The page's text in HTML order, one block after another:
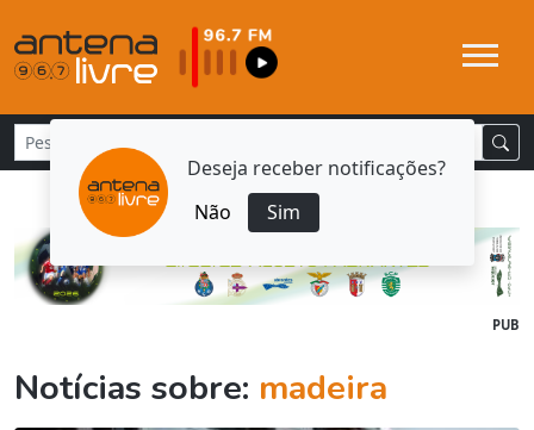
Deseja receber notificações?
Não
Sim
PUB
Notícias sobre: madeira